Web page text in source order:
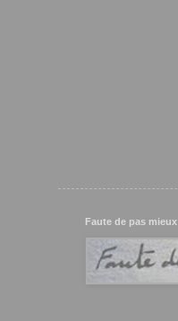
Faute de pas mieux